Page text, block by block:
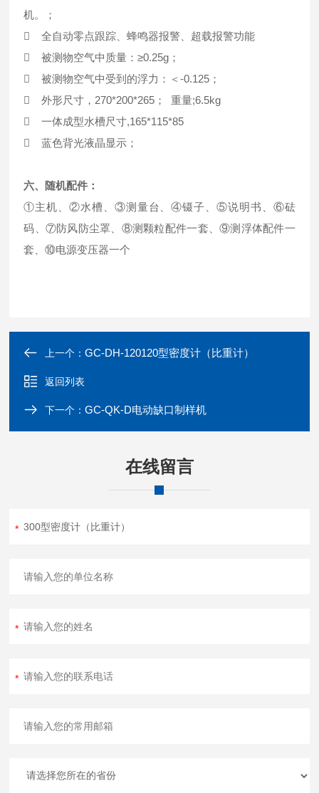
机。；
 全自动零点跟踪、蜂鸣器报警、超载报警功能
 被测物空气中质量：≥0.25g；
 被测物空气中受到的浮力：＜-0.125；
 外形尺寸，270*200*265； 重量;6.5kg
 一体成型水槽尺寸,165*115*85
 蓝色背光液晶显示；
六、随机配件：
①主机、②水槽、③测量台、④镊子、⑤说明书、⑥砝
码、⑦防风防尘罩、⑧测颗粒配件一套、⑨测浮体配件一
套、⑩电源变压器一个
上一个：GC-DH-120120型密度计（比重计）
返回列表
下一个：GC-QK-D电动缺口制样机
在线留言